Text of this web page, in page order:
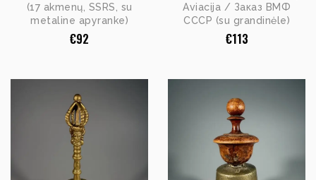
(17 akmenų, SSRS, su
metaline apyranke)
€92
Aviacija / Заказ ВМФ
СССР (su grandinėle)
€113